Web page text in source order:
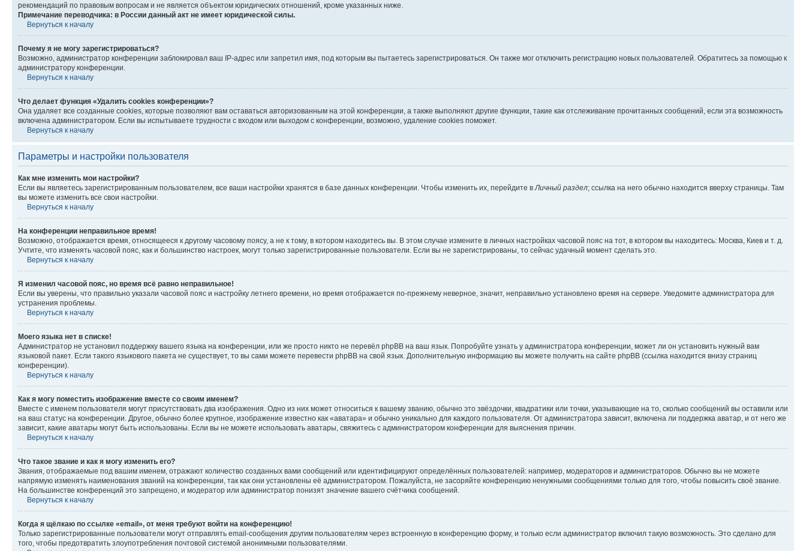
рекомендаций по правовым вопросам и не является объектом юридических отношений, кроме указанных ниже.
Примечание переводчика: в России данный акт не имеет юридической силы.
Вернуться к началу
Почему я не могу зарегистрироваться?
Возможно, администратор конференции заблокировал ваш IP-адрес или запретил имя, под которым вы пытаетесь зарегистрироваться. Он также мог отключить регистрацию новых пользователей. Обратитесь за помощью к
администратору конференции.
Вернуться к началу
Что делает функция «Удалить cookies конференции»?
Она удаляет все созданные cookies, которые позволяют вам оставаться авторизованным на этой конференции, а также выполняют другие функции, такие как отслеживание прочитанных сообщений, если эта возможность
включена администратором. Если вы испытываете трудности с входом или выходом с конференции, возможно, удаление cookies поможет.
Вернуться к началу
Параметры и настройки пользователя
Как мне изменить мои настройки?
Если вы являетесь зарегистрированным пользователем, все ваши настройки хранятся в базе данных конференции. Чтобы изменить их, перейдите в Личный раздел; ссылка на него обычно находится вверху страницы. Там
вы можете изменить все свои настройки.
Вернуться к началу
На конференции неправильное время!
Возможно, отображается время, относящееся к другому часовому поясу, а не к тому, в котором находитесь вы. В этом случае измените в личных настройках часовой пояс на тот, в котором вы находитесь: Москва, Киев и т. д.
Учтите, что изменять часовой пояс, как и большинство настроек, могут только зарегистрированные пользователи. Если вы не зарегистрированы, то сейчас удачный момент сделать это.
Вернуться к началу
Я изменил часовой пояс, но время всё равно неправильное!
Если вы уверены, что правильно указали часовой пояс и настройку летнего времени, но время отображается по-прежнему неверное, значит, неправильно установлено время на сервере. Уведомите администратора для
устранения проблемы.
Вернуться к началу
Моего языка нет в списке!
Администратор не установил поддержку вашего языка на конференции, или же просто никто не перевёл phpBB на ваш язык. Попробуйте узнать у администратора конференции, может ли он установить нужный вам
языковой пакет. Если такого языкового пакета не существует, то вы сами можете перевести phpBB на свой язык. Дополнительную информацию вы можете получить на сайте phpBB (ссылка находится внизу страниц
конференции).
Вернуться к началу
Как я могу поместить изображение вместе со своим именем?
Вместе с именем пользователя могут присутствовать два изображения. Одно из них может относиться к вашему званию, обычно это звёздочки, квадратики или точки, указывающие на то, сколько сообщений вы оставили или
на ваш статус на конференции. Другое, обычно более крупное, изображение известно как «аватара» и обычно уникально для каждого пользователя. От администратора зависит, включена ли поддержка аватар, и от него же
зависит, какие аватары могут быть использованы. Если вы не можете использовать аватары, свяжитесь с администратором конференции для выяснения причин.
Вернуться к началу
Что такое звание и как я могу изменить его?
Звания, отображаемые под вашим именем, отражают количество созданных вами сообщений или идентифицируют определённых пользователей: например, модераторов и администраторов. Обычно вы не можете
напрямую изменять наименования званий на конференции, так как они установлены её администратором. Пожалуйста, не засоряйте конференцию ненужными сообщениями только для того, чтобы повысить своё звание.
На большинстве конференций это запрещено, и модератор или администратор понизят значение вашего счётчика сообщений.
Вернуться к началу
Когда я щёлкаю по ссылке «email», от меня требуют войти на конференцию!
Только зарегистрированные пользователи могут отправлять email-сообщения другим пользователям через встроенную в конференцию форму, и только если администратор включил такую возможность. Это сделано для
того, чтобы предотвратить злоупотребления почтовой системой анонимными пользователями.